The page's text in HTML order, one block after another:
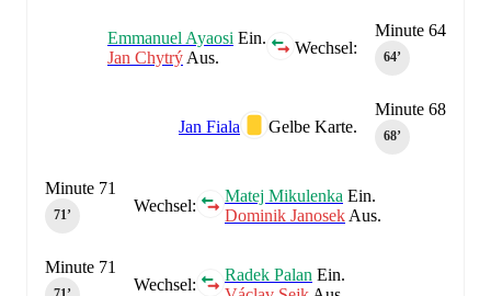
Minute 64
64‎’‎
Wechsel:
Emmanuel Ayaosi Ein.
Jan Chytrý Aus.
Minute 68
68‎’‎
Gelbe Karte.
Jan Fiala
Wechsel:
Matej Mikulenka Ein.
Dominik Janosek Aus.
Minute 71
71‎’‎
Wechsel:
Radek Palan Ein.
Minute 71